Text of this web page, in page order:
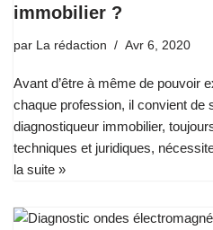
immobilier ?
par La rédaction Avr 6, 2020
Avant d’être à même de pouvoir
chaque profession, il convient de
diagnostiqueur immobilier,
techniques et juridiques,
la suite »